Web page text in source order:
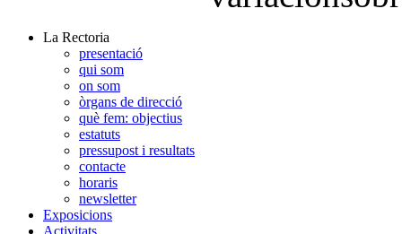
La Rectoria
presentació
qui som
on som
òrgans de direcció
què fem: objectius
estatuts
pressupost i resultats
contacte
horaris
newsletter
Exposicions
Activitats